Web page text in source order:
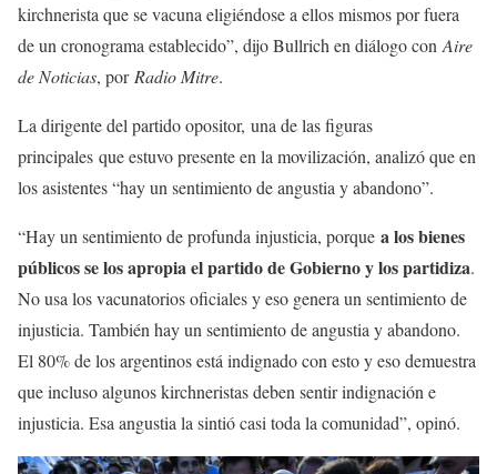
kirchnerista que se vacuna eligiéndose a ellos mismos por fuera
de un cronograma establecido”, dijo Bullrich en diálogo con Aire
de Noticias, por Radio Mitre.
La dirigente del partido opositor, una de las figuras
principales que estuvo presente en la movilización, analizó que en
los asistentes “hay un sentimiento de angustia y abandono”.
“Hay un sentimiento de profunda injusticia, porque a los bienes
públicos se los apropia el partido de Gobierno y los partidiza.
No usa los vacunatorios oficiales y eso genera un sentimiento de
injusticia. También hay un sentimiento de angustia y abandono.
El 80% de los argentinos está indignado con esto y eso demuestra
que incluso algunos kirchneristas deben sentir indignación e
injusticia. Esa angustia la sintió casi toda la comunidad”, opinó.